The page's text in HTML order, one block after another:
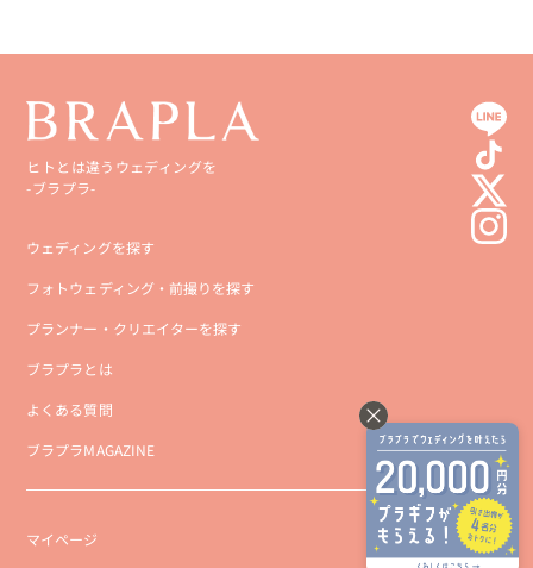
ヒトとは違うウェディングを
-ブラプラ-
ウェディングを探す
フォトウェディング・前撮りを探す
プランナー・クリエイターを探す
ブラプラとは
よくある質問
ブラプラMAGAZINE
マイページ